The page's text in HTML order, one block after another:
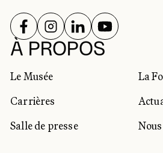
À PROPOS
Le Musée
La
Carrières
Salle de presse
RÉSEAUX
SUIVEZ-NOUS SUR
SUIVEZ-NOUS SUR
SUIVEZ-NOUS
SUIVEZ-